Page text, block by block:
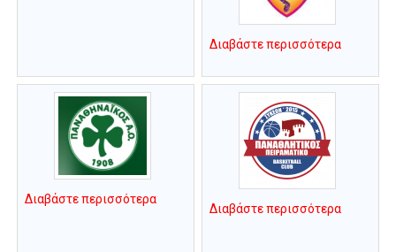
Διαβάστε περισσότερα
Διαβάστε περισσότερα
Διαβάστε περισσότερα